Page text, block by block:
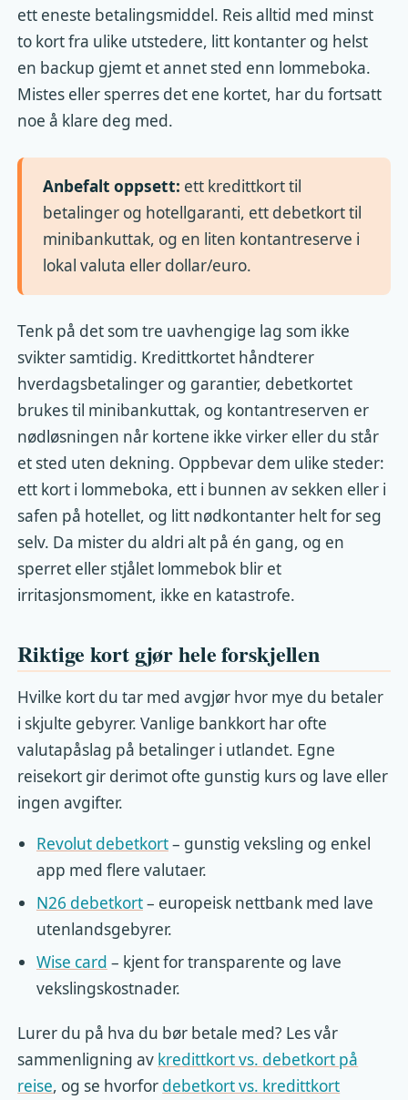
ett eneste betalingsmiddel. Reis alltid med minst
to kort fra ulike utstedere, litt kontanter og helst
en backup gjemt et annet sted enn lommeboka.
Mistes eller sperres det ene kortet, har du fortsatt
noe å klare deg med.
Anbefalt oppsett: ett kredittkort til
betalinger og hotellgaranti, ett debetkort til
minibankuttak, og en liten kontantreserve i
lokal valuta eller dollar/euro.
Tenk på det som tre uavhengige lag som ikke
svikter samtidig. Kredittkortet håndterer
hverdagsbetalinger og garantier, debetkortet
brukes til minibankuttak, og kontantreserven er
nødløsningen når kortene ikke virker eller du står
et sted uten dekning. Oppbevar dem ulike steder:
ett kort i lommeboka, ett i bunnen av sekken eller i
safen på hotellet, og litt nødkontanter helt for seg
selv. Da mister du aldri alt på én gang, og en
sperret eller stjålet lommebok blir et
irritasjonsmoment, ikke en katastrofe.
Riktige kort gjør hele forskjellen
Hvilke kort du tar med avgjør hvor mye du betaler
i skjulte gebyrer. Vanlige bankkort har ofte
valutapåslag på betalinger i utlandet. Egne
reisekort gir derimot ofte gunstig kurs og lave eller
ingen avgifter.
Revolut debetkort– gunstig veksling og enkel
app med flere valutaer.
N26 debetkort– europeisk nettbank med lave
utenlandsgebyrer.
Wise card – kjent for transparente og lave
vekslingskostnader.
Lurer du på hva du bør betale med? Les vår
sammenligning av kredittkort vs. debetkort på
reise, og se hvorfor debetkort vs. kredittkort